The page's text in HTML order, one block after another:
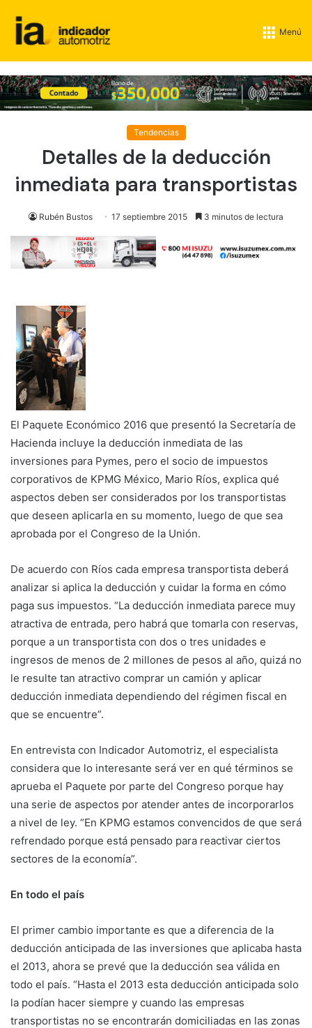
Menú
Tendencias
Detalles de la deducción
inmediata para transportistas
Rubén Bustos 17 septiembre 2015 3 minutos de lectura
El Paquete Económico 2016 que presentó la Secretaría de
Hacienda incluye la deducción inmediata de las
inversiones para Pymes, pero el socio de impuestos
corporativos de KPMG México, Mario Ríos, explica qué
aspectos deben ser considerados por los transportistas
que deseen aplicarla en su momento, luego de que sea
aprobada por el Congreso de la Unión.
De acuerdo con Ríos cada empresa transportista deberá
analizar si aplica la deducción y cuidar la forma en cómo
paga sus impuestos. “La deducción inmediata parece muy
atractiva de entrada, pero habrá que tomarla con reservas,
porque a un transportista con dos o tres unidades e
ingresos de menos de 2 millones de pesos al año, quizá no
le resulte tan atractivo comprar un camión y aplicar
deducción inmediata dependiendo del régimen fiscal en
que se encuentre”.
En entrevista con Indicador Automotriz, el especialista
considera que lo interesante será ver en qué términos se
aprueba el Paquete por parte del Congreso porque hay
una serie de aspectos por atender antes de incorporarlos
a nivel de ley. “En KPMG estamos convencidos de que será
refrendado porque está pensado para reactivar ciertos
sectores de la economía”.
En todo el país
El primer cambio importante es que a diferencia de la
deducción anticipada de las inversiones que aplicaba hasta
el 2013, ahora se prevé que la deducción sea válida en
todo el país. “Hasta el 2013 esta deducción anticipada solo
la podían hacer siempre y cuando las empresas
transportistas no se encontrarán domiciliadas en las zonas